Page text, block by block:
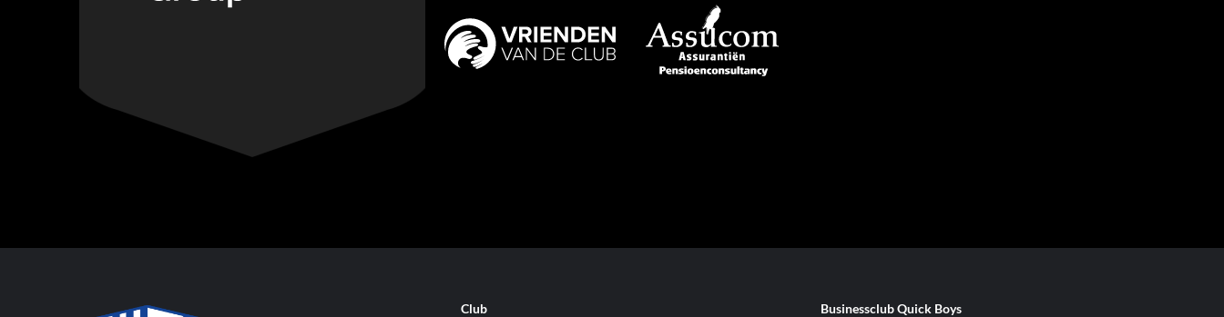
Club
Businessclub Quick Boys